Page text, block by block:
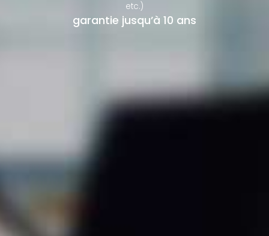
etc.)
garantie jusqu’à 10 ans